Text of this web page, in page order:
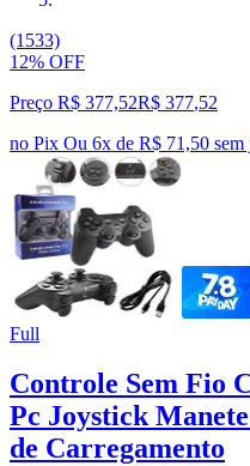
(1533)
12% OFF
Preço R$ 377,52R$ 377,52
no Pix Ou 6x de R$ 71,50 sem
Full
Controle Sem Fio
Pc Joystick
de Carregamento